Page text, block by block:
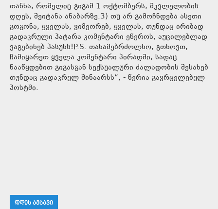
თანხა, რომელიც გიგამ 1 ოქტომბერს, მკვლელობის
დღეს, შეიტანა ანაბარზე.3) თუ არ გამოჩნდება ასეთი
გოგონა, ყველას, ვიმეორებ, ყველას, თუნდაც ირიბად
გადაკრული პატარა კომენტარი ეწეროს, აუცილებლად
ვაგებინებ პასუხს!P.S. თანამებრძოლნო, გთხოვთ,
ჩამიყარეთ ყველა კომენტარი პირადში, სადაც
წააწყდებით გიგასგან სექსუალური ძალადობის შესახებ
თუნდაც გადაკრულ შინაარსს“, - წერია გავრცელებულ
პოსტში.
ᲓᲦᲘᲡ ᲐᲛᲑᲐᲕᲘ